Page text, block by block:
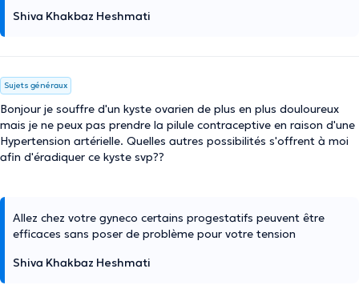
Shiva Khakbaz Heshmati
Sujets généraux
Bonjour je souffre d'un kyste ovarien de plus en plus douloureux
mais je ne peux pas prendre la pilule contraceptive en raison d'une
Hypertension artérielle. Quelles autres possibilités s'offrent à moi
afin d'éradiquer ce kyste svp??
Allez chez votre gyneco certains progestatifs peuvent être
efficaces sans poser de problème pour votre tension
Shiva Khakbaz Heshmati